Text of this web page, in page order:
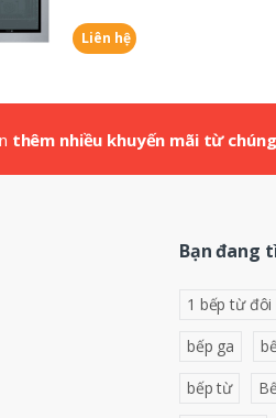
Liên hệ
thêm nhiều khuyến mãi từ
Bạn đang
1 bếp từ
bếp ga
bếp từ